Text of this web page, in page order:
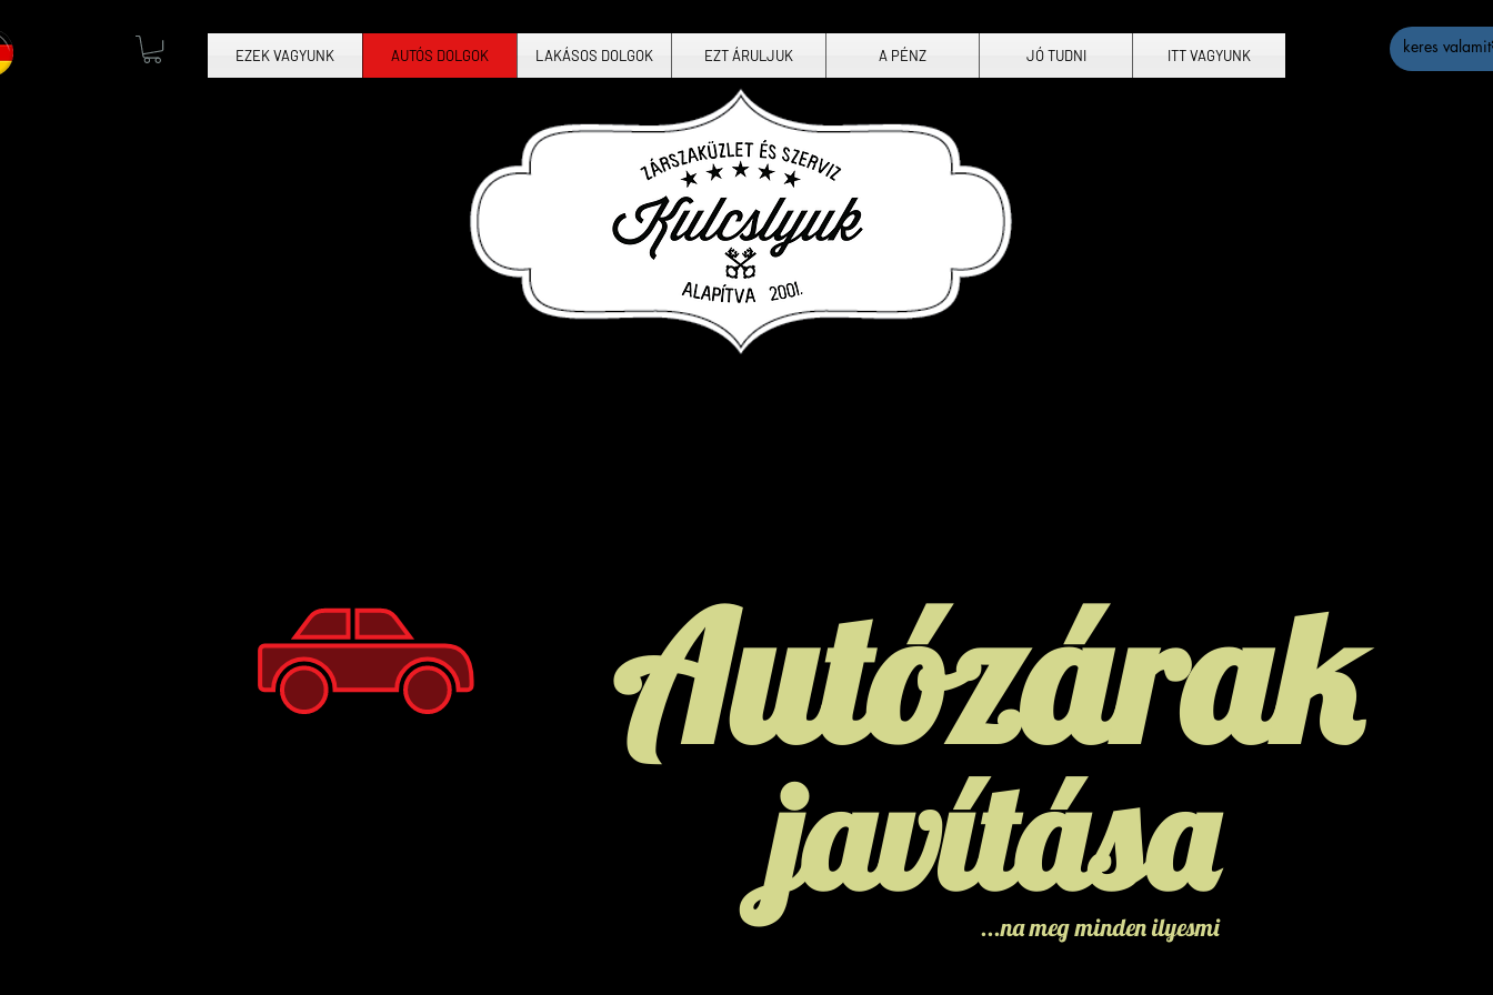
EZEK VAGYUNK AUTÓS DOLGOK LAKÁSOS DOLGOK EZT ÁRULJUK A PÉNZ JÓ TUDNI ITT VAGYUNK
Autózárak
javítása
...na meg minden ilyesmi